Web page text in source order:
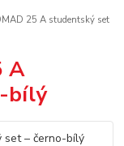
25 A studentský set
A
bílý